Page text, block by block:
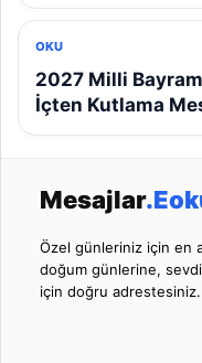
OKU
2027 Milli
İçten Kutlama
Mesajlar
Özel günleriniz için en
doğum günlerine,
için doğru adrestesiniz.